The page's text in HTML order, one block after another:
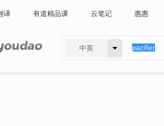
译 有道精品课 云笔记 惠惠
中英